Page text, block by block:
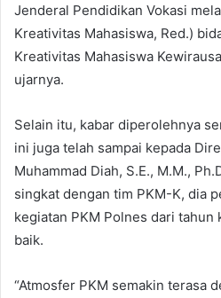
Jenderal Pendidikan Vokasi
Kreativitas Mahasiswa, Red.)
Kreativitas Mahasiswa
ujarnya.
Selain itu, kabar diperolehnya
ini juga telah sampai kepada
Muhammad Diah, S.E., M.M.,
singkat dengan tim PKM-K, dia
kegiatan PKM Polnes dari
baik.
“Atmosfer PKM semakin terasa